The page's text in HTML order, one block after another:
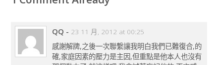
QQ - 23 11 月, 2012 at 00:25
感謝解牌,之後一次聯繫讓我明白我們已難復合,的
確,家庭因素的壓力是主因,但重點是他本人也沒有